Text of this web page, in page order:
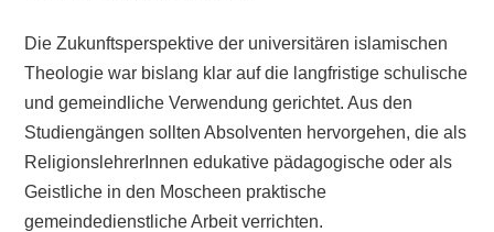
Die Zukunftsperspektive der universitären islamischen
Theologie war bislang klar auf die langfristige schulische
und gemeindliche Verwendung gerichtet. Aus den
Studiengängen sollten Absolventen hervorgehen, die als
ReligionslehrerInnen edukative pädagogische oder als
Geistliche in den Moscheen praktische
gemeindedienstliche Arbeit verrichten.